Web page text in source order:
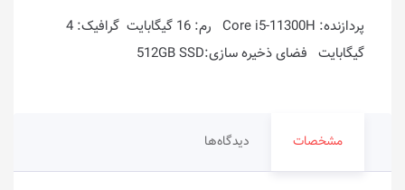
پردازنده: Core i5-11300H رم: 16 گیگابایت گرافیک: 4
گیگابایت فضای ذخیره سازی:512GB SSD
مشخصات دیدگاه‌ها